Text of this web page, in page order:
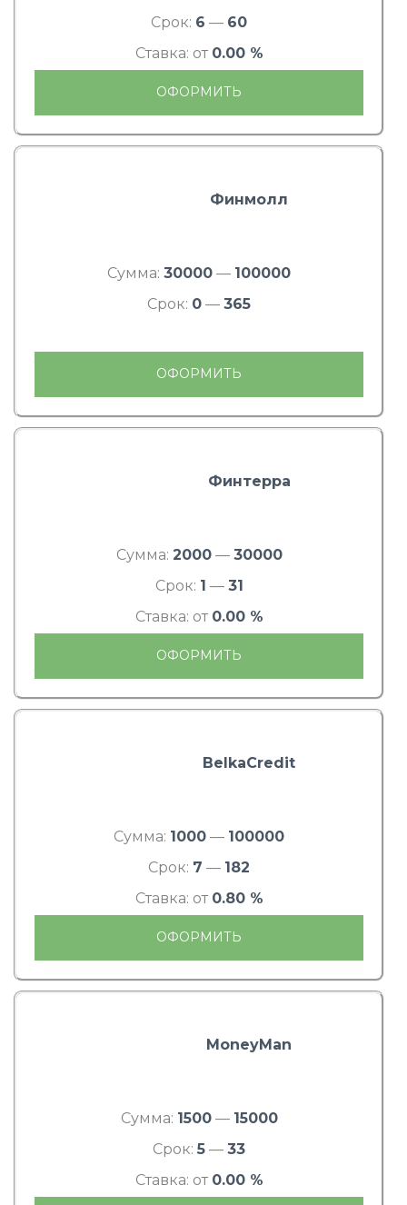
Срок: 6 — 60
Ставка: от 0.00 %
ОФОРМИТЬ
Финмолл
Сумма: 30000 — 100000
Срок: 0 — 365
ОФОРМИТЬ
Финтерра
Сумма: 2000— 30000
Срок: 1 — 31
Ставка: от 0.00 %
ОФОРМИТЬ
BelkaCredit
Сумма: 1000 — 100000
Срок: 7 — 182
Ставка: от 0.80 %
ОФОРМИТЬ
MoneyMan
Сумма: 1500— 15000
Срок: 5 — 33
Ставка: от 0.00 %